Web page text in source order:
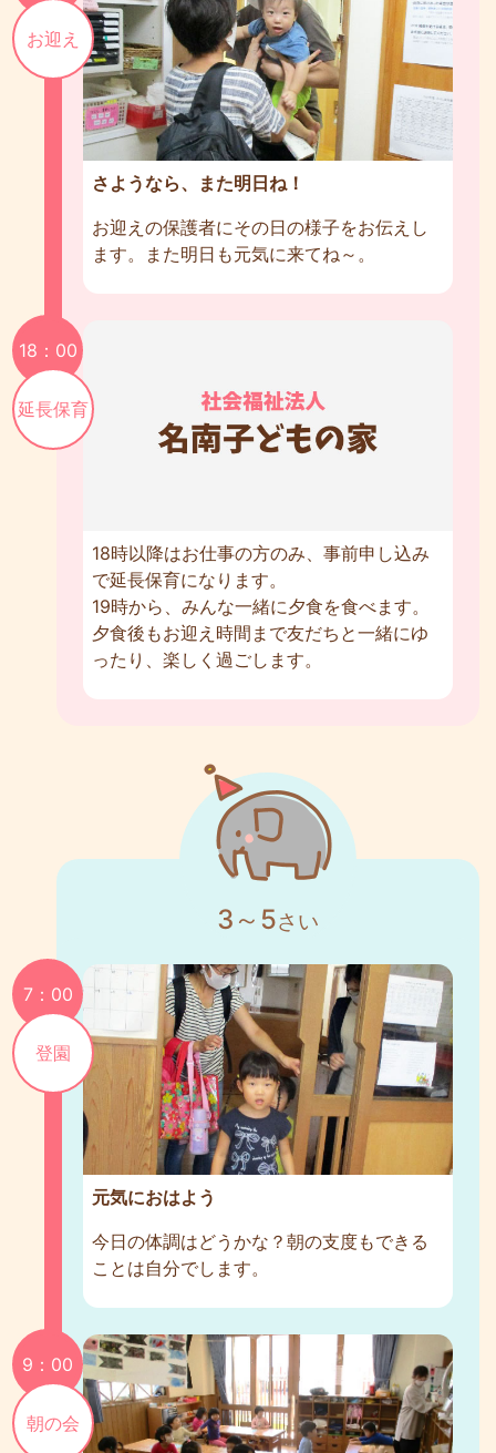
お迎え
さようなら、また明日ね！
お迎えの保護者にその日の様子をお伝えし
ます。また明日も元気に来てね～。
18：00
延長保育
18時以降はお仕事の方のみ、事前申し込み
で延長保育になります。
19時から、みんな一緒に夕食を食べます。
夕食後もお迎え時間まで友だちと一緒にゆ
ったり、楽しく過ごします。
3～5さい
7：00
登園
元気におはよう
今日の体調はどうかな？朝の支度もできる
ことは自分でします。
9：00
朝の会